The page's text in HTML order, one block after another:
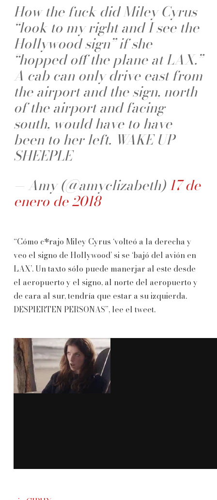
How the fuck did Miley Cyrus
“look to my right and I see the
Hollywood sign” if she
“hopped off the plane at LAX.”
A cab can only drive east from
the airport and the sign, north
of the airport and facing
south, would have to have
been to her left. WAKE UP
SHEEPLE
— Amy (@amyclizabeth)17 de
enero de 2018
“Cómo c*rajo Miley Cyrus ‘volteó a la derecha y
veo el signo de Hollywood’ si se ‘bajó del avión en
LAX’. Un taxto sólo puede manerjar al este desde
el aeropuerto y el signo, al norte del aeropuerto y
de cara al sur, tendría que estar a su izquierda.
DESPIERTEN PERSONAS”, lee el tweet.